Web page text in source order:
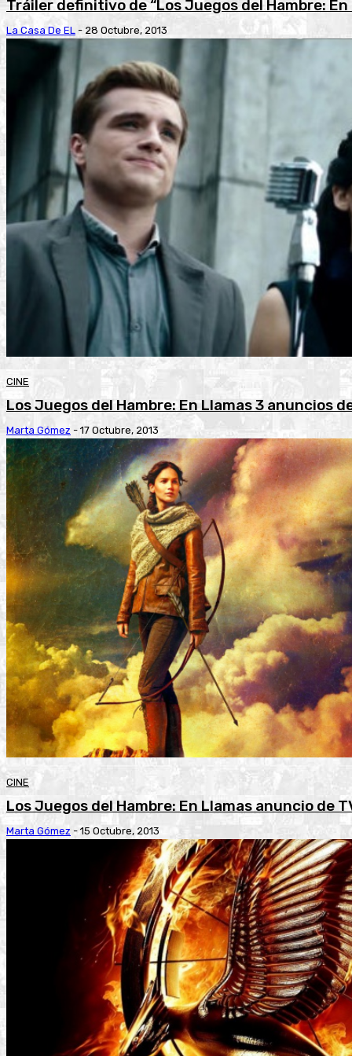
Tráiler definitivo de “Los Juegos del Hambre: En
La Casa De EL - 28 Octubre, 2013
CINE
Los Juegos del Hambre: En Llamas 3 anuncios
Marta Gómez - 17 Octubre, 2013
CINE
Los Juegos del Hambre: En Llamas anuncio de
Marta Gómez - 15 Octubre, 2013